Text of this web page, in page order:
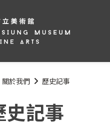
關於我們 歷史記事
史記事